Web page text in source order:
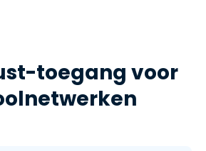
toegang voor